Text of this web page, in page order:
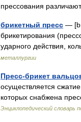
прессования
брикетный пресс —
брикетирования
ударного действия,
металлургии
Пресс-брикет
осуществляется
которых снабжена
Энциклопедический словарь